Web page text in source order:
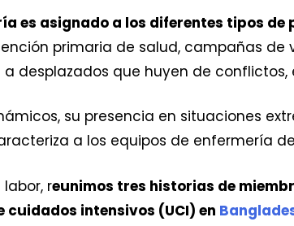
es asignado a los diferentes tipos
primaria de salud, campañas
desplazados que huyen de conflictos,
su presencia en situaciones
a los equipos de enfermería
reunimos tres historias de
intensivos (UCI) en